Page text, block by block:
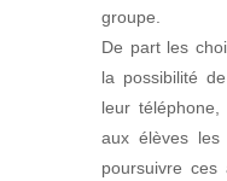
groupe.
De part les
la possibilité
leur téléphone,
aux élèves les
poursuivre